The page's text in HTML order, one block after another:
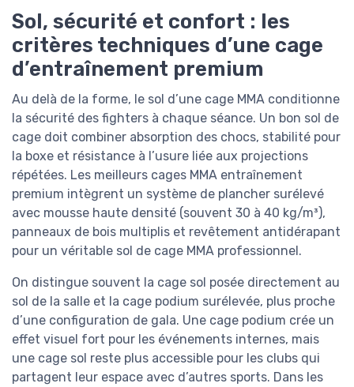
Sol, sécurité et confort : les
critères techniques d’une cage
d’entraînement premium
Au delà de la forme, le sol d’une cage MMA conditionne
la sécurité des fighters à chaque séance. Un bon sol de
cage doit combiner absorption des chocs, stabilité pour
la boxe et résistance à l’usure liée aux projections
répétées. Les meilleurs cages MMA entraînement
premium intègrent un système de plancher surélevé
avec mousse haute densité (souvent 30 à 40 kg/m³),
panneaux de bois multiplis et revêtement antidérapant
pour un véritable sol de cage MMA professionnel.
On distingue souvent la cage sol posée directement au
sol de la salle et la cage podium surélevée, plus proche
d’une configuration de gala. Une cage podium crée un
effet visuel fort pour les événements internes, mais
une cage sol reste plus accessible pour les clubs qui
partagent leur espace avec d’autres sports. Dans les